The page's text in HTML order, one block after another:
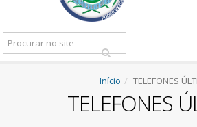
Pesquisar:
Início TELEFONES
TELEFONES